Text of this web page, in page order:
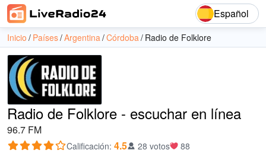
Español
Inicio Países Argentina Córdoba Radio de Folklore
Radio de Folklore - escuchar en línea
96.7 FM
Calificación: 4.5 28 votos 88